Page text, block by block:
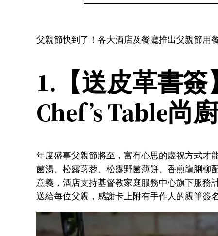
父親節快到了！各大酒店及餐廳推出父親節用
1.【送皮革書
Chef’s Table尚廚
年度盛事父親節將至，富有心思的慶祝方式才
菌湯、松露薯蓉、松露野菌薄餅、香煎龍脷柳
意義，酒店支持基督教家庭服務中心旗下服務
送給每位父親，感謝卡上附有手作人的親筆簽